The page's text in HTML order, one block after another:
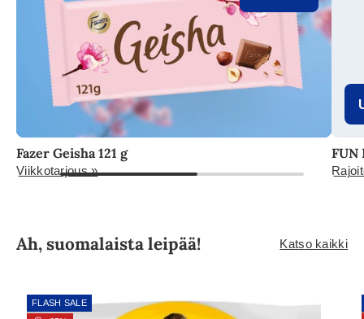
Fazer Geisha 121 g
Viikkotarjous »
Ah, suomalaista leipää! Katso kaikki
FLASH SALE